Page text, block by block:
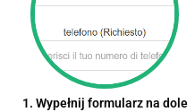
1. Wypełnij formularz na dole